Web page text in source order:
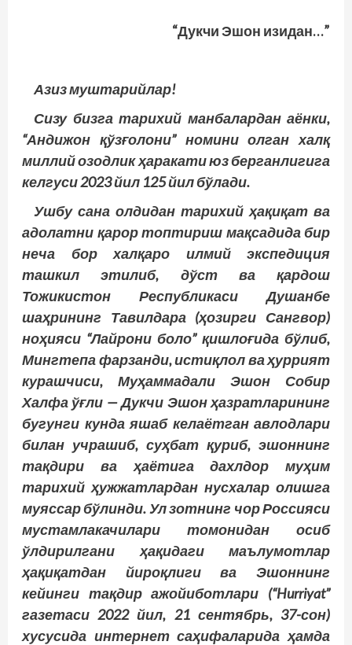
“Дукчи Эшон изидан…”
Азиз муштарийлар!
Сизу бизга тарихий манбалардан аёнки,
“Андижон қўзғолони” номини олган халқ
миллий озодлик ҳаракати юз берганлигига
келгуси 2023 йил 125 йил бўлади.
Ушбу сана олдидан тарихий ҳақиқат ва
адолатни қарор топтириш мақсадида бир
неча бор халқаро илмий экспедиция
ташкил этилиб, дўст ва қардош
Тожикистон Республикаси Душанбе
шаҳрининг Тавилдара (ҳозирги Сангвор)
но­ҳияси “Лайрони боло” қишлоғида бўлиб,
Мингтепа фарзанди, истиқлол ва ҳуррият
курашчиси, Муҳаммадали Эшон Собир
Халфа ўғли — Дукчи Эшон ҳазратларининг
бугунги кунда яшаб келаётган авлодлари
билан учрашиб, суҳбат қуриб, эшоннинг
тақдири ва ҳаётига дахлдор муҳим
тарихий ҳужжатлардан нусхалар олишга
муяссар бўлинди. Ул зотнинг чор Россияси
мустамлакачилари томонидан осиб
ўлдирилгани ҳақидаги маълумотлар
ҳақиқатдан йироқлиги ва Эшоннинг
кейинги тақдир ажойиботлари (“Hurriyat”
газетаси 2022 йил, 21 сентябрь, 37-сон)
хусусида интернет саҳифаларида ҳамда